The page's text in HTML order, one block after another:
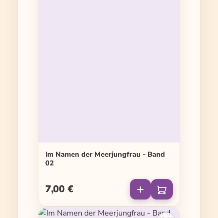
Im Namen der Meerjungfrau - Band
02
Regulärer Preis:
7,00 €